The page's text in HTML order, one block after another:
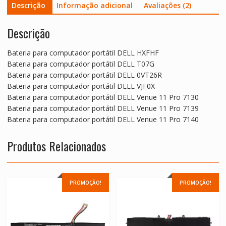
Descrição Informação adicional Avaliações (2)
Descrição
Bateria para computador portátil DELL HXFHF
Bateria para computador portátil DELL T07G
Bateria para computador portátil DELL 0VT26R
Bateria para computador portátil DELL VJF0X
Bateria para computador portátil DELL Venue 11 Pro 7130
Bateria para computador portátil DELL Venue 11 Pro 7139
Bateria para computador portátil DELL Venue 11 Pro 7140
Produtos Relacionados
PROMOÇÃO! PROMOÇÃO!